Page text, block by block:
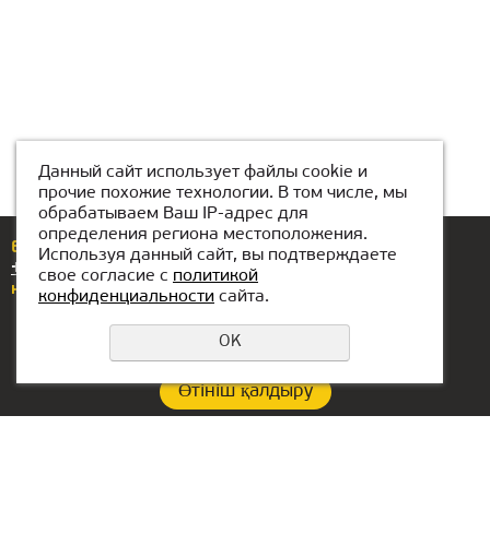
Егер сізде сұрақтар немесе ұсыныстар болса,
+7(708)439-62-00нөміріне қоңырау шалыңыз
немесе бізге жазыңызkaraganda@kiber-one.com
Өтініш қалдыру
Данный сайт использует файлы cookie и
прочие похожие технологии. В том числе, мы
обрабатываем Ваш IP-адрес для
определения региона местоположения.
Используя данный сайт, вы подтверждаете
свое согласие с политикой
конфиденциальности сайта.
OK